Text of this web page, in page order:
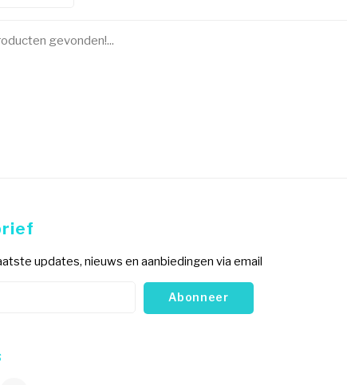
gevonden!...
updates, nieuws en aanbiedingen via email
Abonneer